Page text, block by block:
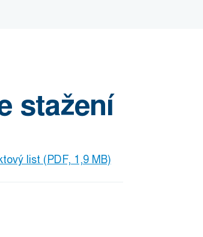
stažení
list (PDF, 1,9 MB)